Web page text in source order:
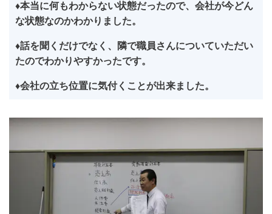
♦本当に何もわからない状態だったので、会社が今どん
な状態なのかわかりました。
♦話を聞くだけでなく、隣で職員さんについていただい
たのでわかりやすかったです。
♦会社の立ち位置に気付くことが出来ました。